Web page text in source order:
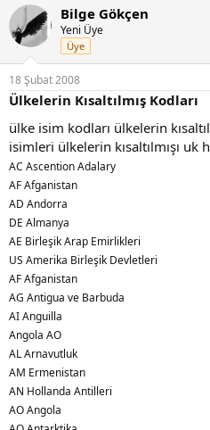
n
b
u
y
u
b
a
ş
l
a
t
a
n
ş
ı
ç
t
a
r
i
Bilge Gökçen
Yeni Üye
Üye
18 Şubat 2008
Ülkelerin Kısaltılmış Kodları
ülke isim kodları ülkelerin
isimleri ülkelerin kısaltılmışı uk
AC Ascention Adalary
AF Afganistan
AD Andorra
DE Almanya
AE Birleşik Arap Emirlikleri
US Amerika Birleşik Devletleri
AF Afganistan
AG Antigua ve Barbuda
AI Anguilla
Angola AO
AL Arnavutluk
AM Ermenistan
AN Hollanda Antilleri
AO Angola